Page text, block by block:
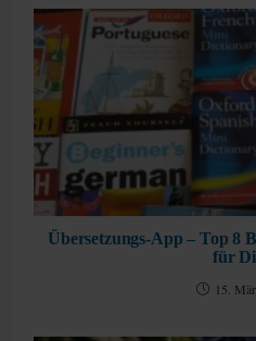
Übersetzungs-App – Top 8
für
15.